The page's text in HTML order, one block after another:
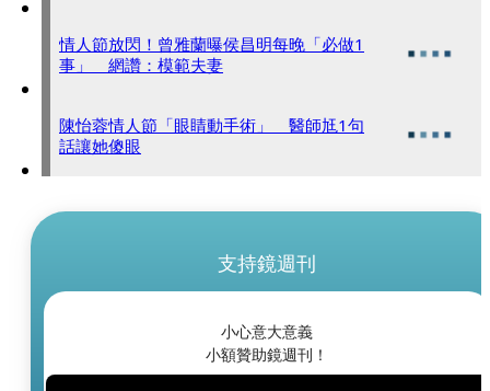
情人節放閃！曾雅蘭曝侯昌明每晚「必做1
事」 網讚：模範夫妻
陳怡蓉情人節「眼睛動手術」 醫師尪1句
話讓她傻眼
支持鏡週刊
小心意大意義
小額贊助鏡週刊！